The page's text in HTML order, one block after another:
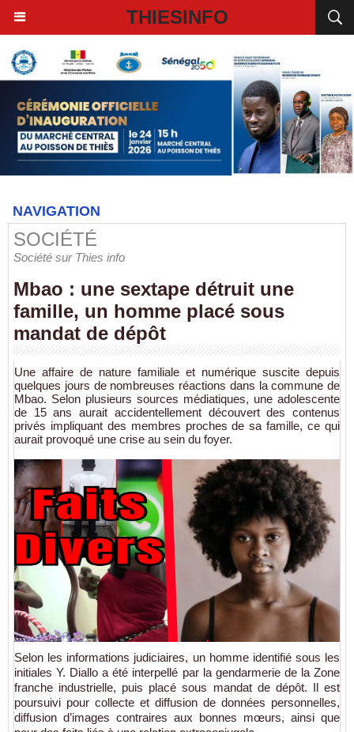
THIESINFO
NAVIGATION
SOCIÉTÉ
Société sur Thies info
Mbao : une sextape détruit une
famille, un homme placé sous
mandat de dépôt
Une affaire de nature familiale et numérique suscite depuis
quelques jours de nombreuses réactions dans la commune de
Mbao. Selon plusieurs sources médiatiques, une adolescente
de 15 ans aurait accidentellement découvert des contenus
privés impliquant des membres proches de sa famille, ce qui
aurait provoqué une crise au sein du foyer.
Selon les informations judiciaires, un homme identifié sous les
initiales Y. Diallo a été interpellé par la gendarmerie de la Zone
franche industrielle, puis placé sous mandat de dépôt. Il est
poursuivi pour collecte et diffusion de données personnelles,
diffusion d’images contraires aux bonnes mœurs, ainsi que